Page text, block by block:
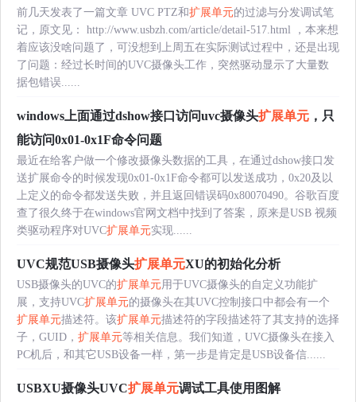
前几天发表了一篇文章 UVC PTZ和扩展单元的过滤与分发调试笔
记，原文见： http://www.usbzh.com/article/detail-517.html ，本来想
着应该没啥问题了，可没想到上周五在实际测试过程中，还是出现
了问题：经过长时间的UVC摄像头工作，突然驱动显示了大量数
据包错误......
windows上面通过dshow接口访问uvc摄像头扩展单元 ，只
能访问0x01-0x1F命令问题
最近在给客户做一个修改摄像头数据的工具，在通过dshow接口发
送扩展命令的时候发现0x01-0x1F命令都可以发送成功，0x20及以
上定义的命令都发送失败，并且返回错误码0x80070490。谷歌百度
查了很久终于在windows官网文档中找到了答案，原来是USB 视频
类驱动程序对UVC扩展单元实现......
UVC规范USB摄像头扩展单元XU的初始化分析
USB摄像头的UVC的扩展单元用于UVC摄像头的自定义功能扩
展，支持UVC扩展单元的摄像头在其UVC控制接口中都会有一个
扩展单元描述符。该扩展单元描述符的字段描述符了其支持的选择
子，GUID， 扩展单元等相关信息。我们知道，UVC摄像头在接入
PC机后，和其它USB设备一样，第一步是肯定是USB设备信......
USBXU摄像头UVC扩展单元调试工具使用图解